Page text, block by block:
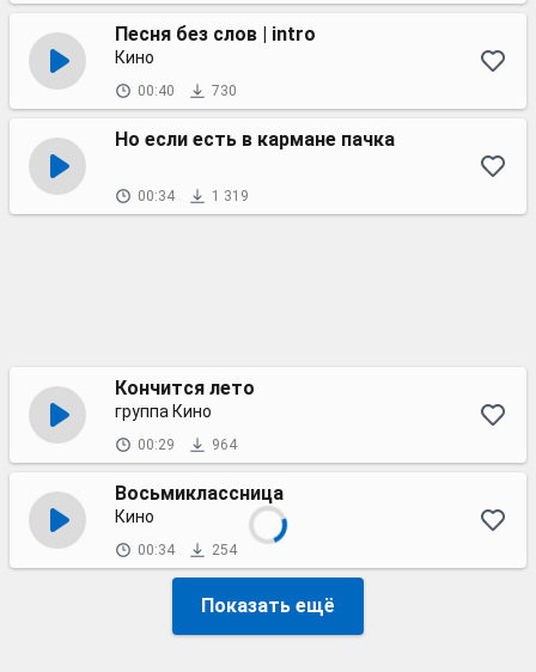
Песня без слов | intro
Кино
00:40 730
Но если есть в кармане пачка
00:34 1 319
Кончится лето
группа Кино
00:29 964
Восьмиклассница
Кино
00:34 254
Показать ещё